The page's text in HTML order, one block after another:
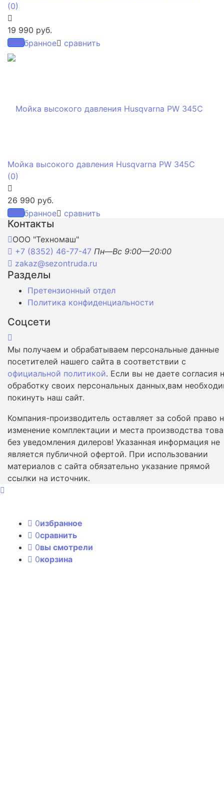
избранное сравнить
(0)
19 990 руб.
избранное сравнить
Мойка высокого давления Husqvarna PW 345C
(0)
26 990 руб.
Контакты
ООО "Техномаш"
+7 (8352) 46-77-47 Пн—Вс 9:00—20:00
zakaz@sezontruda.ru
Разделы
Претензионный отдел
Политика конфиденциальности
Соцсети
Мы получаем и обрабатываем персональные данные
посетителей нашего сайта в соответствии с
официальной политикой. Если вы не даете согласия
обработку своих персональных данных,вам
покинуть наш сайт.
Компания-производитель оставляет за собой право
изменение комплектации и места производства
без уведомления дилеров! Указанная информация не
является публичной офертой. При использовании
материалов с сайта обязательно указание прямой
ссылки на источник.
0избранное
0сравнить
0вы смотрели
0корзина